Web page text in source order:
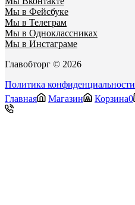
Мы в Фейсбуке
Мы в Телеграм
Мы в Одноклассниках
Мы в Инстаграме
Главобторг © 2026
Политика конфиденциальности
Главная
Магазин Корзина0